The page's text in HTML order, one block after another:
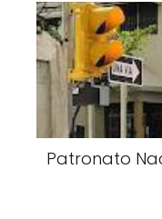
Patronato